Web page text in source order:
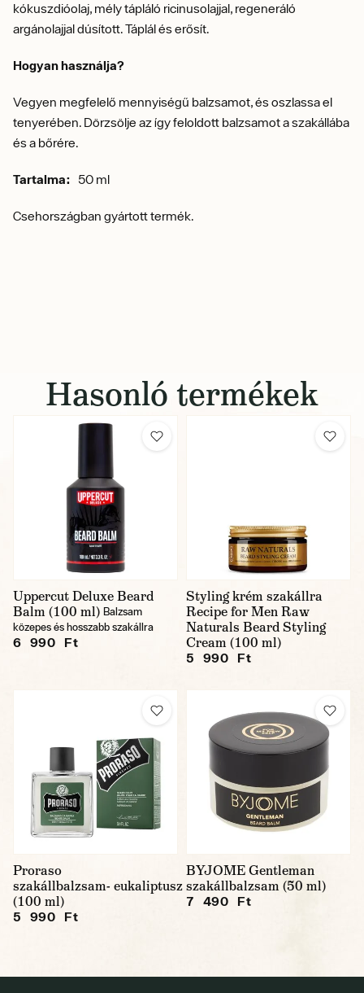
kókuszdióolaj, mély tápláló ricinusolajjal, regeneráló
argánolajjal dúsított. Táplál és erősít.
Hogyan használja?
Vegyen megfelelő mennyiségű balzsamot, és oszlassa el
tenyerében. Dörzsölje az így feloldott balzsamot a szakállába
és a bőrére.
Tartalma: 50 ml
Csehországban gyártott termék.
Hasonló termékek
Uppercut Deluxe Beard
Balm (100 ml) Balzsam
közepes és hosszabb szakállra
6 990 Ft
Styling krém szakállra
Recipe for Men Raw
Naturals Beard Styling
Cream (100 ml)
5 990 Ft
Proraso
szakállbalzsam- eukaliptusz
(100 ml)
5 990 Ft
BYJOME Gentleman
szakállbalzsam (50 ml)
7 490 Ft